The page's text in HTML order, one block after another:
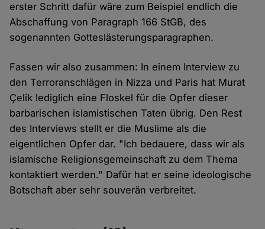
erster Schritt dafür wäre zum Beispiel endlich die
Abschaffung von Paragraph 166 StGB, des
sogenannten Gotteslästerungsparagraphen.
Fassen wir also zusammen: In einem Interview zu
den Terroranschlägen in Nizza und Paris hat Murat
Çelik lediglich eine Floskel für die Opfer dieser
barbarischen islamistischen Taten übrig. Den Rest
des Interviews stellt er die Muslime als die
eigentlichen Opfer dar. "Ich bedauere, dass wir als
islamische Religionsgemeinschaft zu dem Thema
kontaktiert werden." Dafür hat er seine ideologische
Botschaft aber sehr souverän verbreitet.